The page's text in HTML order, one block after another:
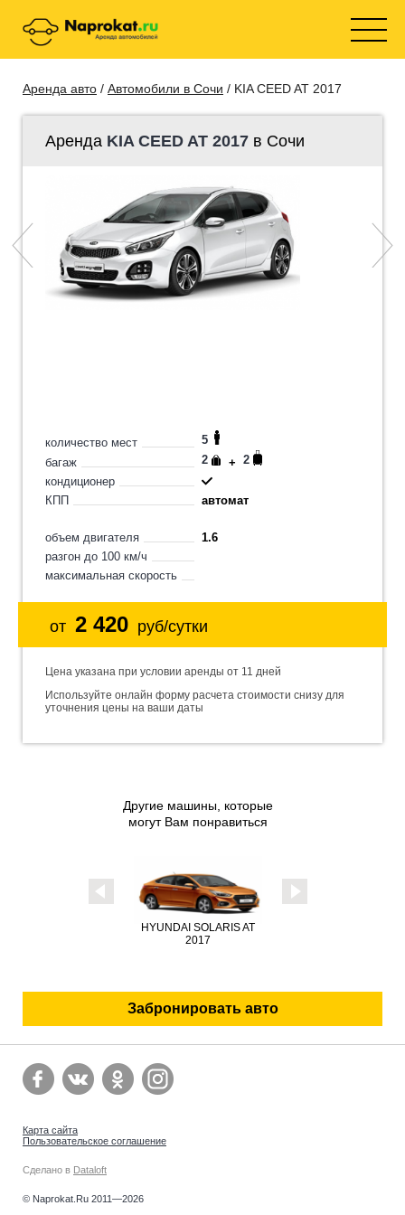
Аренда авто / Автомобили в Сочи / KIA CEED AT 2017
Аренда KIA CEED AT 2017 в Сочи
количество мест
5
багаж
2 + 2
кондиционер
КПП
автомат
объем двигателя
1.6
разгон до 100 км/ч
максимальная скорость
от 2 420 руб/сутки
Цена указана при условии аренды от 11 дней
Используйте онлайн форму расчета стоимости снизу для
уточнения цены на ваши даты
Другие машины, которые
могут Вам понравиться
HYUNDAI SOLARIS AT
2017
Забронировать авто
© Naprokat.Ru 2011—2026
Карта сайта
Пользовательское соглашение
Сделано в Dataloft